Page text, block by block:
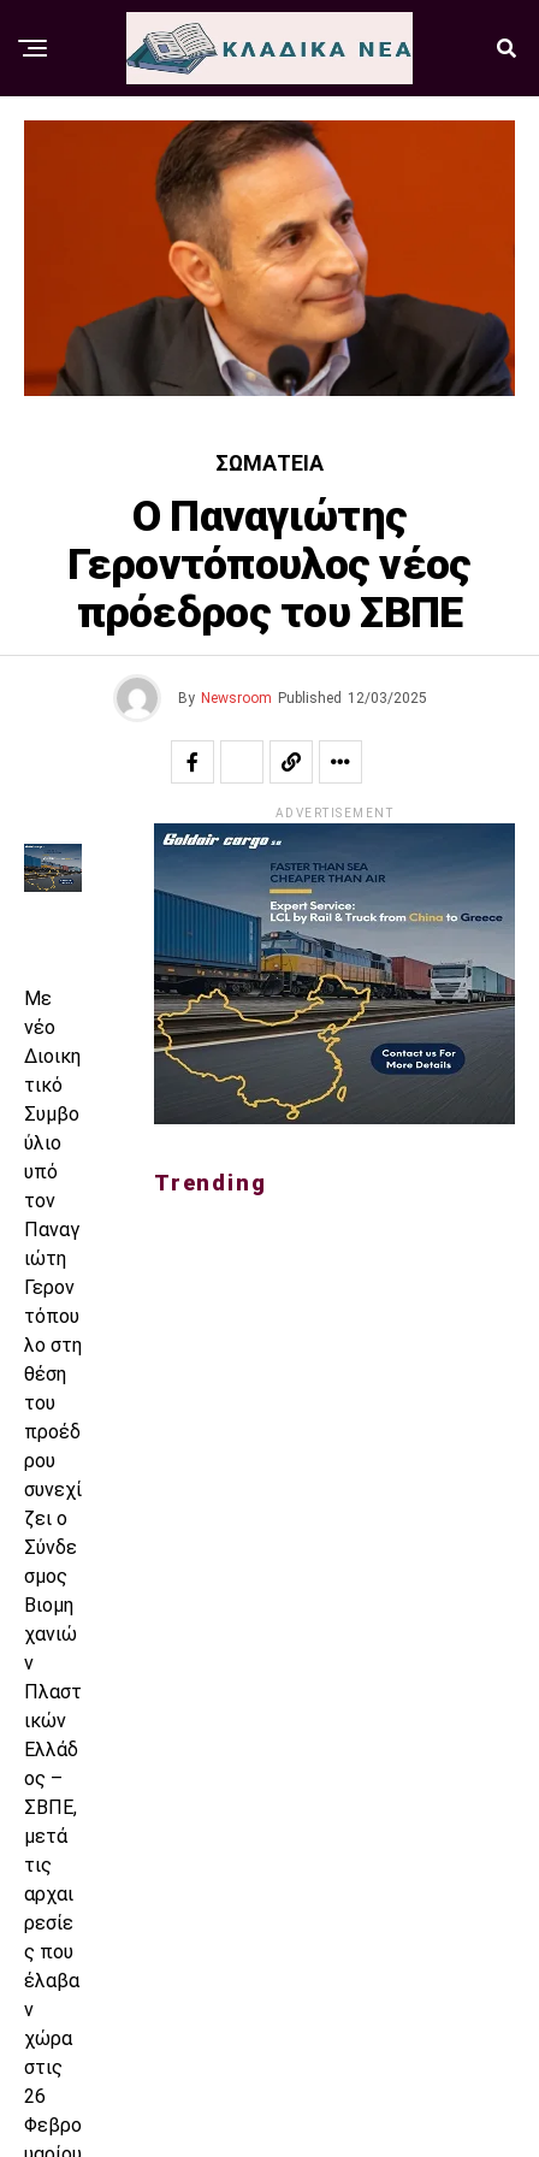
ΣΩΜΑΤΕΊΑ
Ο Παναγιώτης
Γεροντόπουλος νέος
πρόεδρος του ΣΒΠΕ
By Newsroom Published 12/03/2025
Με
νέο
Διοικη
τικό
Συμβο
ύλιο
υπό
τον
Παναγ
ιώτη
Γερον
τόπου
λο στη
θέση
του
προέδ
ρου
συνεχί
ζει ο
Σύνδε
σμος
Βιομη
χανιώ
ν
Πλαστ
ικών
Ελλάδ
ος –
ΣΒΠΕ,
μετά
τις
αρχαι
ρεσίε
ς που
έλαβα
ν
χώρα
στις
26
Φεβρο
ADVERTISEMENT
Trending